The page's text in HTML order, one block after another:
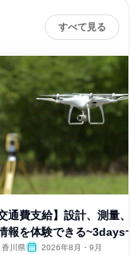
すべて見る
交通費支給】設計、測量
報を体験できる
香川県
2026年8月・9月